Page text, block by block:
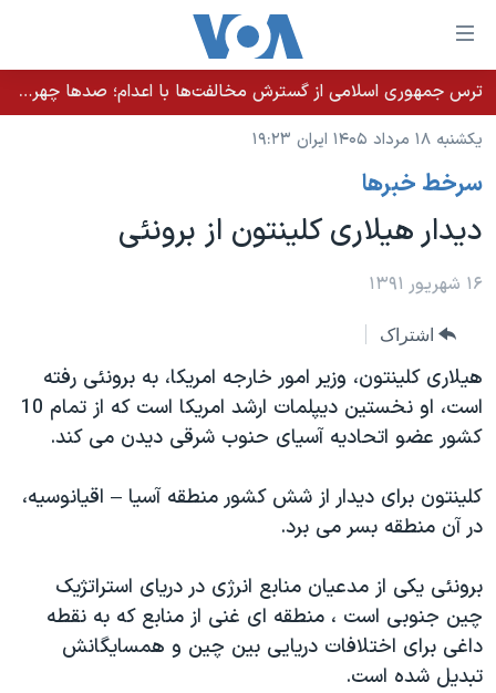
لینکهای
قابل
دسترسی
جهش
محتوای
اصلی
جهش
به
اصلی
جهش
به
جستجو
خانه
نسخه سبک وب‌سایت
موضوع ها
ایران
آمریکا
گزیده‌ها
ویژه برنامه‌ها
فرهنگ و زندگی
اقتصادی
علم و فناوری
اسرائیل در جنگ
برنامه های تلویزیونی
جدول برنامه ها
صفحه‌های ویژه
عملیات خشم حماسی
۲۵۰سالگی آمریکا
مستندها
حمله جمهوری اسلامی به اسرائیل
رمز مهسا
ورزش زنان در ایران
پخش رادیویی
یادگیری زبان انگلیسی
دنبال کنید
زبانهای مختلف
ترس جمهوری اسلامی از گسترش مخالفت‌ها با اعدام؛ صدها چهره شناخته‌شده به دادسرا احضار شدند
یکشنبه ۱۸ مرداد ۱۴۰۵ ایران ۱۹:۲۳
سرخط خبرها
دیدار هیلاری کلینتون از برونئی
۱۶ شهریور ۱۳۹۱
اشتراک
هیلاری کلینتون، وزیر امور خارجه امریکا، به برونئی رفته
است، او نخستین دیپلمات ارشد امریکا است که از تمام 10
کشور عضو اتحادیه آسیای حنوب شرقی دیدن می کند.
کلینتون برای دیدار از شش کشور منطقه آسیا – اقیانوسیه،
در آن منطقه بسر می برد.
برونئی یکی از مدعیان منابع انرژی در دریای استراتژیک
چین جنوبی است ، منطقه ای غنی از منابع که به نقطه
داغی برای اختلافات دریایی بین چین و همسایگانش
تبدیل شده است.